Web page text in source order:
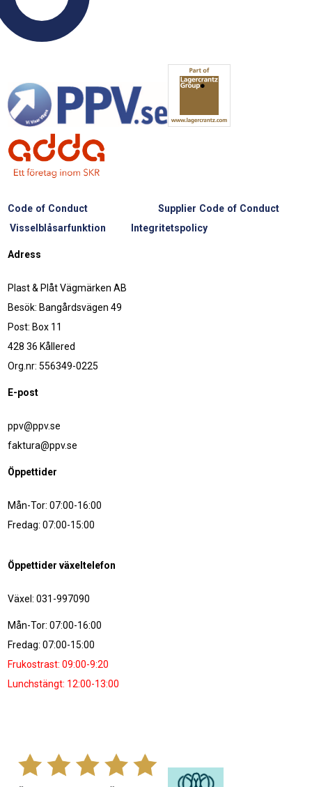
Code of Conduct
Supplier Code of Conduct
Visselblåsarfunktion
Integritetspolicy
Adress
Plast & Plåt Vägmärken AB
Besök: Bangårdsvägen 49
Post: Box 11
428 36 Kållered
Org.nr: 556349-0225
E-post
ppv@ppv.se
faktura@ppv.se
Öppettider
Mån-Tor: 07:00-16:00
Fredag: 07:00-15:00
Öppettider växeltelefon
Växel: 031-997090
Mån-Tor: 07:00-16:00
Fredag: 07:00-15:00
Frukostrast: 09:00-9:20
Lunchstängt: 12:00-13:00